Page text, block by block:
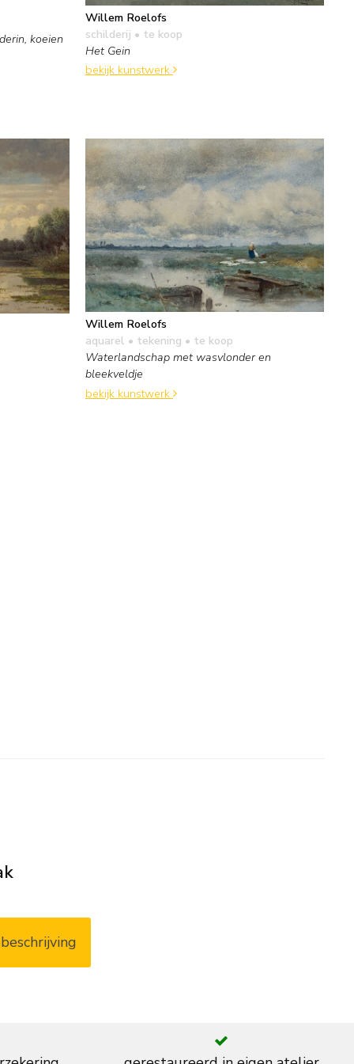
koeien
Willem Roelofs
schilderij • te koop
Het Gein
bekijk kunstwerk
Willem Roelofs
aquarel • tekening • te koop
Waterlandschap met wasvlonder en
bleekveldje
bekijk kunstwerk